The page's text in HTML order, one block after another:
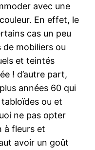
avec une
En effet, le
cas un peu
de mobiliers ou
et teintés
! d’autre part,
années 60 qui
ou et
ne pas opter
à fleurs et
avoir un goût